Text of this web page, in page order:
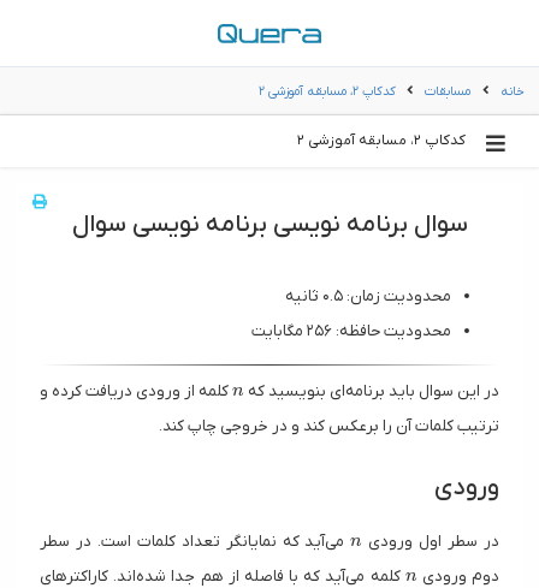
خانه مسابقات کدکاپ ۲، مسابقه آموزشی ۲
کدکاپ ۲، مسابقه آموزشی ۲
سوال برنامه نویسی برنامه نویسی سوال
محدودیت زمان: ۰.۵ ثانیه
محدودیت حافظه: ۲۵۶ مگابایت
در این سوال باید برنامه‌ای بنویسید که
n
n کلمه از ورودی دریافت کرده و
ترتیب کلمات آن را برعکس کند و در خروجی چاپ کند.
ورودی
در سطر اول ورودی nمی‌آید که نمایانگر تعداد کلمات است. در سطر
دوم ورودی n کلمه می‌آید که با فاصله از هم جدا شده‌اند. کاراکترهای